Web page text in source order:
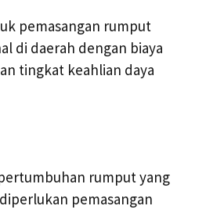
pemasangan rumput
di daerah dengan biaya
tingkat keahlian daya
rumput yang
pemasangan